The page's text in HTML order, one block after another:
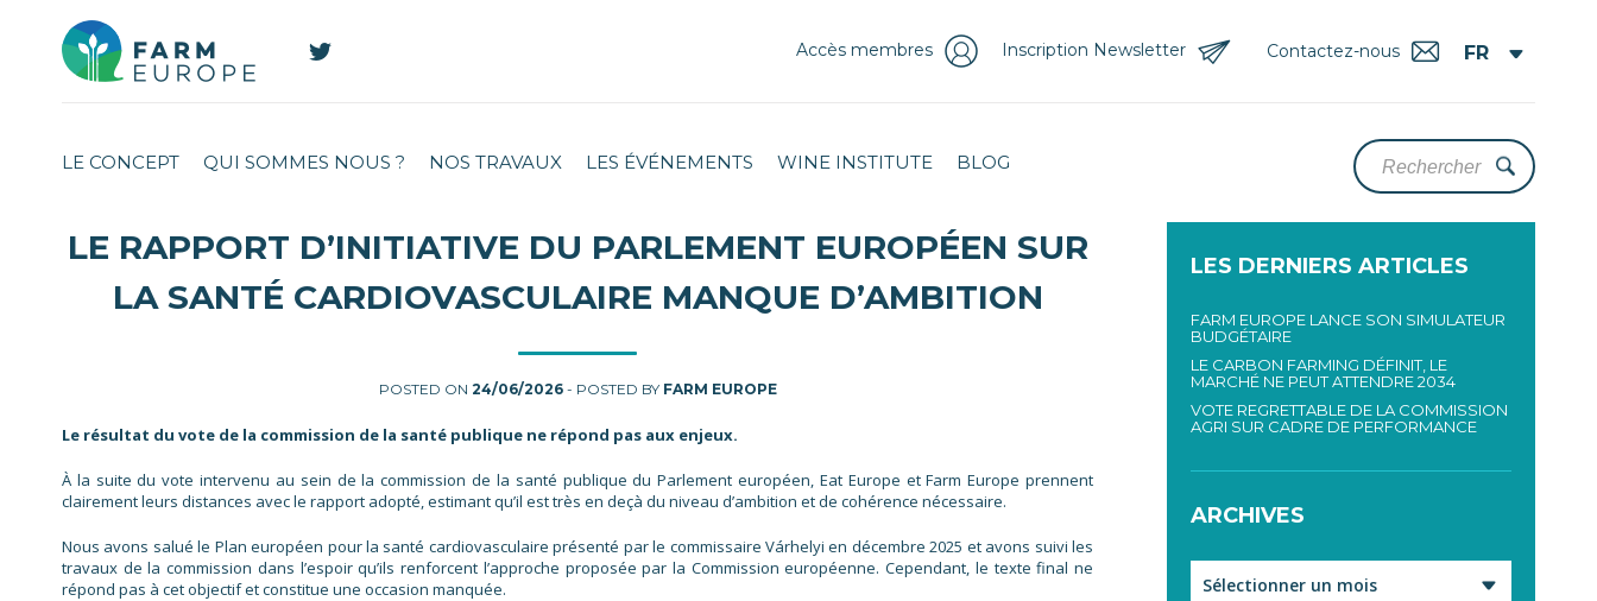
Contactez-nous
Inscription Newsletter
Accès membres
LE CONCEPT QUI SOMMES NOUS ? NOS TRAVAUX LES ÉVÉNEMENTS WINE INSTITUTE BLOG
LE RAPPORT D’INITIATIVE DU PARLEMENT EUROPÉEN SUR
LA SANTÉ CARDIOVASCULAIRE MANQUE D’AMBITION
POSTED ON 24/06/2026- POSTED BY FARM EUROPE
Le résultat du vote de la commission de la santé publique ne répond pas aux enjeux.
À la suite du vote intervenu au sein de la commission de la santé publique du Parlement européen, Eat Europe et Farm Europe prennent
clairement leurs distances avec le rapport adopté, estimant qu’il est très en deçà du niveau d’ambition et de cohérence nécessaire.
Nous avons salué le Plan européen pour la santé cardiovasculaire présenté par le commissaire Várhelyi en décembre 2025 et avons suivi les
travaux de la commission dans l’espoir qu’ils renforcent l’approche proposée par la Commission européenne. Cependant, le texte final ne
répond pas à cet objectif et constitue une occasion manquée.
LES DERNIERS ARTICLES
FARM EUROPE LANCE SON SIMULATEUR
BUDGÉTAIRE
LE CARBON FARMING DÉFINIT, LE
MARCHÉ NE PEUT ATTENDRE 2034
VOTE REGRETTABLE DE LA COMMISSION
AGRI SUR CADRE DE PERFORMANCE
ARCHIVES